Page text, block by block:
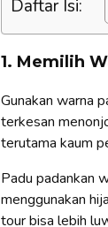
Daftar Isi:
1. Memilih
Gunakan warna
terkesan
terutama kaum
Padu padankan
menggunakan
tour bisa lebih